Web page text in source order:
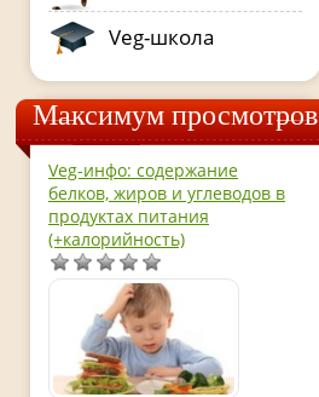
Veg-школа
Максимум просмотров
Veg-инфо: содержание
белков, жиров и углеводов в
продуктах питания
(+калорийность)